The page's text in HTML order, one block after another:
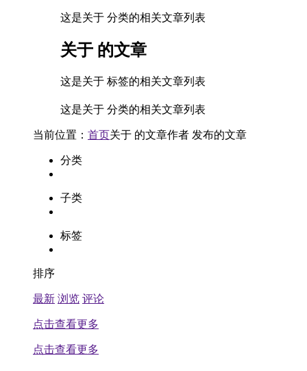
这是关于 分类的相关文章列表
关于 的文章
这是关于 标签的相关文章列表
这是关于 分类的相关文章列表
当前位置： 首页关于 的文章作者 发布的文章
分类
子类
标签
排序
最新 浏览 评论
点击查看更多
点击查看更多